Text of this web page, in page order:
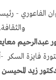
المنتدى العالمي
أهداف
الفكرة
تطلعاتنا
الفاعوري -
والثقافة.
عبدالرحيم
فايزة السكر
زيد